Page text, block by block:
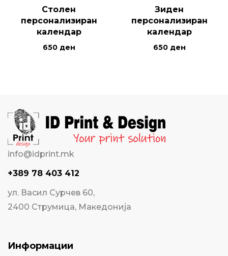
Столен
персонализиран
календар
650 ден
Зиден
персонализиран
календар
650 ден
info@idprint.mk
+389 78 403 412
ул. Васил Сурчев 60,
2400 Струмица, Македонија
Информации